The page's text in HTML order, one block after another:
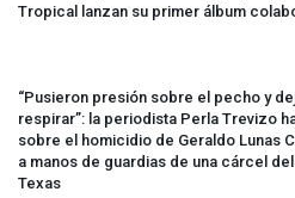
Tropical lanzan su primer álbum
“Pusieron presión sobre el pecho y
respirar”: la periodista Perla Trevizo
sobre el homicidio de Geraldo Lunas
a manos de guardias de una cárcel del
Texas